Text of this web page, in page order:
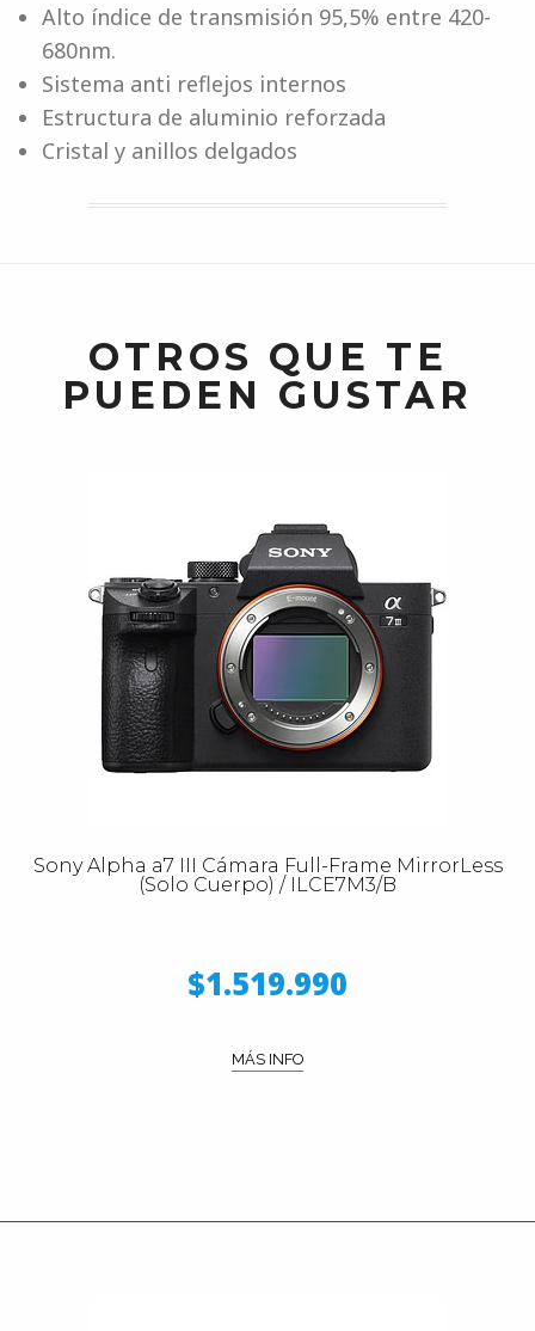
Alto índice de transmisión 95,5% entre 420-
680nm.
Sistema anti reflejos internos
Estructura de aluminio reforzada
Cristal y anillos delgados
OTROS QUE TE
PUEDEN GUSTAR
Sony Alpha a7 III Cámara Full-Frame MirrorLess
(Solo Cuerpo) / ILCE7M3/B
$1.519.990
MÁS INFO